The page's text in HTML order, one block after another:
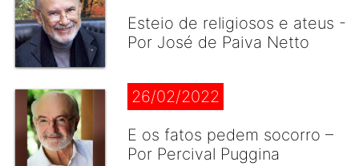
Esteio de religiosos e ateus -
Por José de Paiva Netto
26/02/2022
E os fatos pedem socorro –
Por Percival Puggina